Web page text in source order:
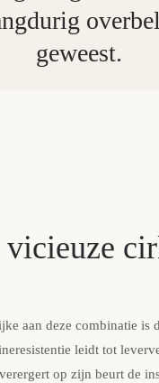
geweest.
vicieuze
aan deze combinatie is
leidt tot
op zijn beurt de